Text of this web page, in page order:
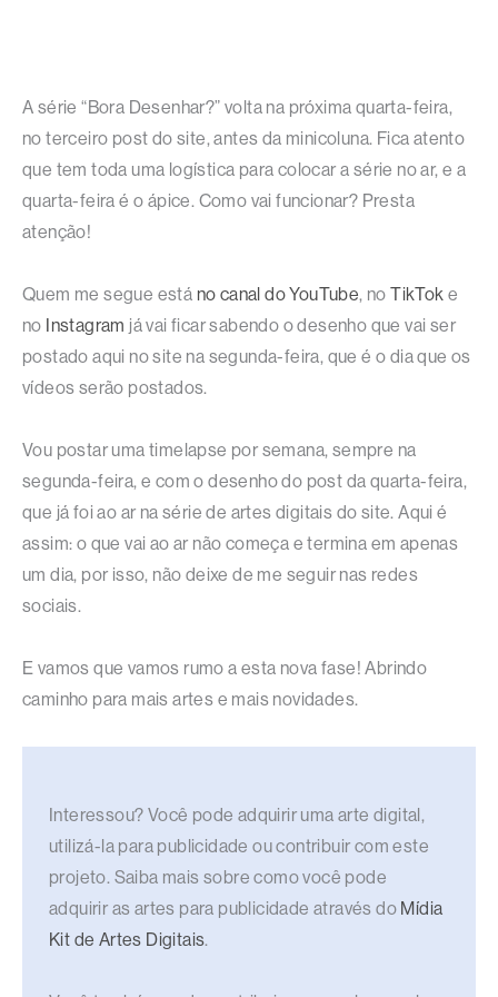
A série “Bora Desenhar?” volta na próxima quarta-feira,
no terceiro post do site, antes da minicoluna. Fica atento
que tem toda uma logística para colocar a série no ar, e a
quarta-feira é o ápice. Como vai funcionar? Presta
atenção!
Quem me segue está no canal do YouTube, noTikTok e
no Instagram já vai ficar sabendo o desenho que vai ser
postado aqui no site na segunda-feira, que é o dia que os
vídeos serão postados.
Vou postar uma timelapse por semana, sempre na
segunda-feira, e com o desenho do post da quarta-feira,
que já foi ao ar na série de artes digitais do site. Aqui é
assim: o que vai ao ar não começa e termina em apenas
um dia, por isso, não deixe de me seguir nas redes
sociais.
E vamos que vamos rumo a esta nova fase! Abrindo
caminho para mais artes e mais novidades.
Interessou? Você pode adquirir uma arte digital,
utilizá-la para publicidade ou contribuir com este
projeto. Saiba mais sobre como você pode
adquirir as artes para publicidade através do Mídia
Kit de Artes Digitais.